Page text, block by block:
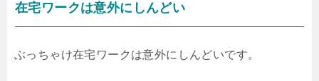
在宅ワークは意外にしんどい
ぶっちゃけ在宅ワークは意外にしんどいです。